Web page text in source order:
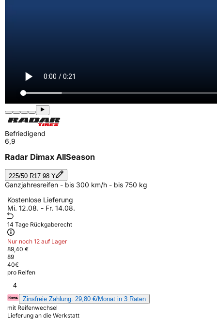
Befriedigend
6,9
Radar Dimax AllSeason
225/50 R17 98 Y
Ganzjahresreifen - bis 300 km/h - bis 750 kg
Kostenlose Lieferung
Mi. 12.08. - Fr. 14.08.
14 Tage Rückgaberecht
Nur noch 12 auf Lager
89,40 €
89
40€
pro Reifen
4
Zinsfreie Zahlung: 29,80 €/Monat in 3 Raten
mit Reifenwechsel
Lieferung an die Werkstatt